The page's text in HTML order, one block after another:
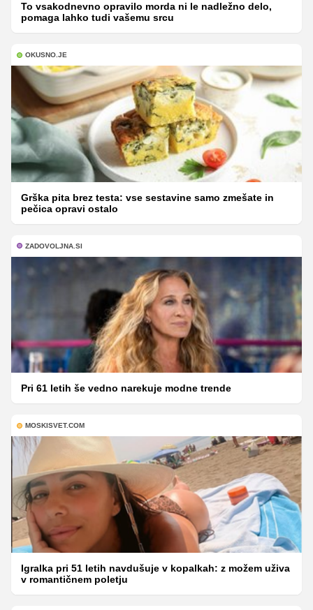
To vsakodnevno opravilo morda ni le nadležno delo,
pomaga lahko tudi vašemu srcu
OKUSNO.JE
Grška pita brez testa: vse sestavine samo zmešate in
pečica opravi ostalo
ZADOVOLJNA.SI
Pri 61 letih še vedno narekuje modne trende
MOSKISVET.COM
Igralka pri 51 letih navdušuje v kopalkah: z možem uživa
v romantičnem poletju